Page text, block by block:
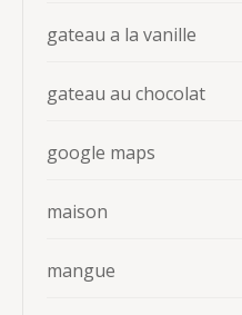
gateau a la vanille
gateau au chocolat
google maps
maison
mangue